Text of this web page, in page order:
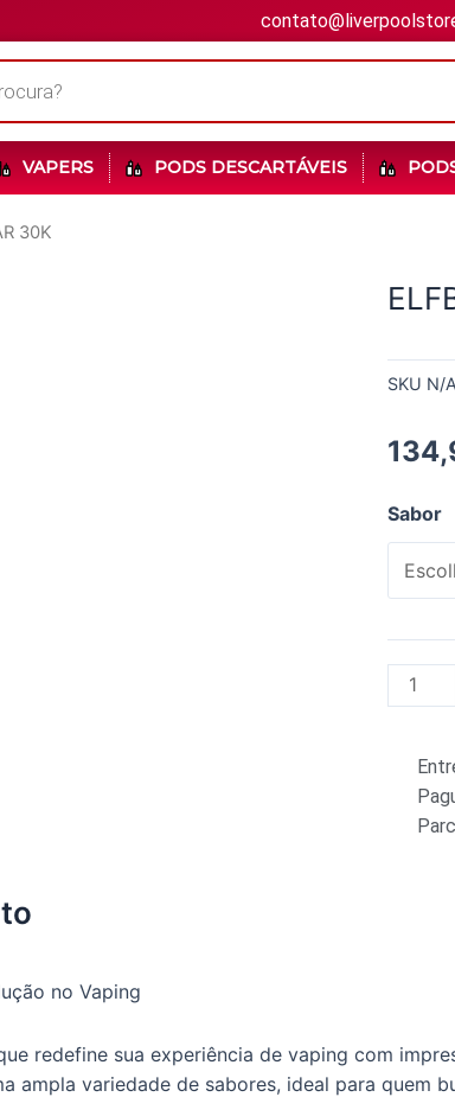
VAPERS PODS DESCARTÁVEIS
30K
SKU N/A
Sabor
no Vaping
redefine sua experiência de vaping com
ampla variedade de sabores, ideal para quem